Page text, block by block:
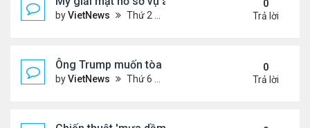
byVietNews Thứ 2 Tháng 7 21, 2025 5:36 pm
0
Trả lời
Ông Trump muốn tòa cho phép công bố hồ sơ về
byVietNews Thứ 6 Tháng 7 18, 2025 3:50 pm
0
Trả lời